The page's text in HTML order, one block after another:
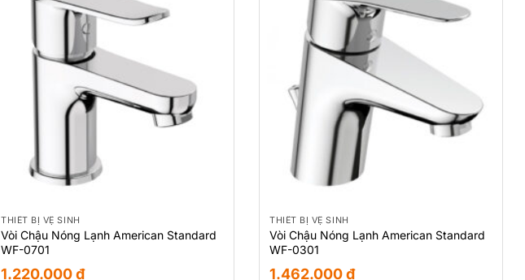
THIẾT BỊ VỆ SINH
Vòi Chậu Nóng Lạnh American Standard
WF-0701
1.220.000₫
THIẾT BỊ VỆ SINH
Vòi Chậu Nóng Lạnh American Standard
WF-0301
1.462.000₫